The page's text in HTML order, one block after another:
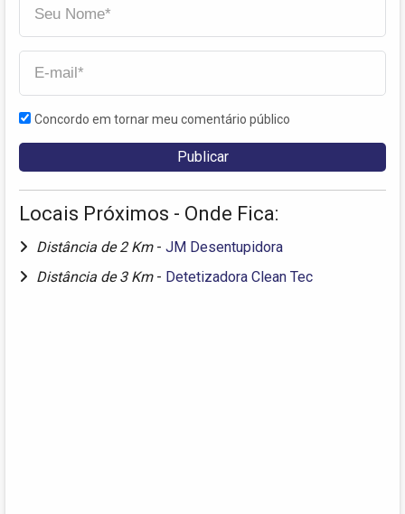
Concordo em tornar meu comentário público
Locais Próximos - Onde Fica:
Distância de 2 Km - JM Desentupidora
Distância de 3 Km - Detetizadora Clean Tec